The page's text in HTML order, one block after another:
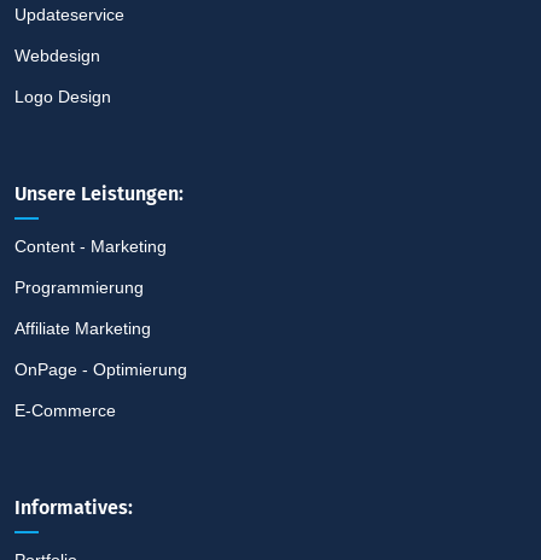
Updateservice
Webdesign
Logo Design
Unsere Leistungen:
Content - Marketing
Programmierung
Affiliate Marketing
OnPage - Optimierung
E-Commerce
Informatives: